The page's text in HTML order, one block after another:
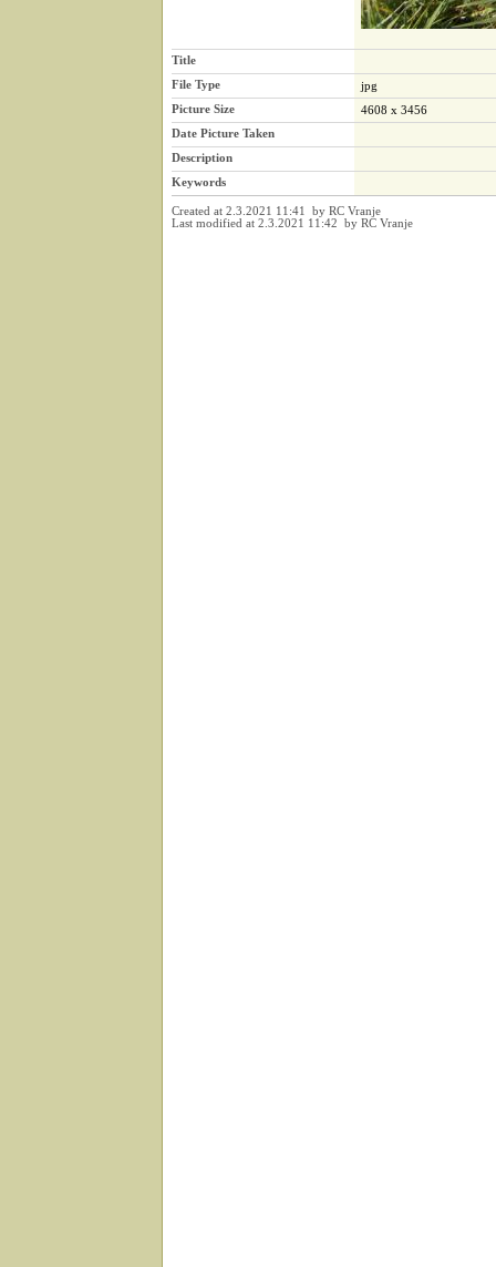
Title
File Type
jpg
Picture Size
4608 x 3456
Date Picture Taken
Description
Keywords
Created at 2.3.2021 11:41 by RC Vranje
Last modified at 2.3.2021 11:42 by RC Vranje